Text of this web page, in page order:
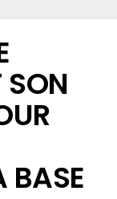
SON
BASE